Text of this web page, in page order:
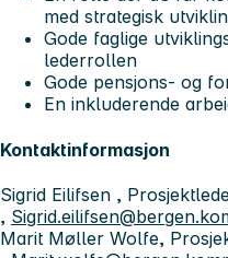
med strategisk
Gode faglige
lederrollen
Gode pensjons- og
En inkluderende
Kontaktinformasjon
Sigrid Eilifsen ,
,
Marit Møller Wolfe,